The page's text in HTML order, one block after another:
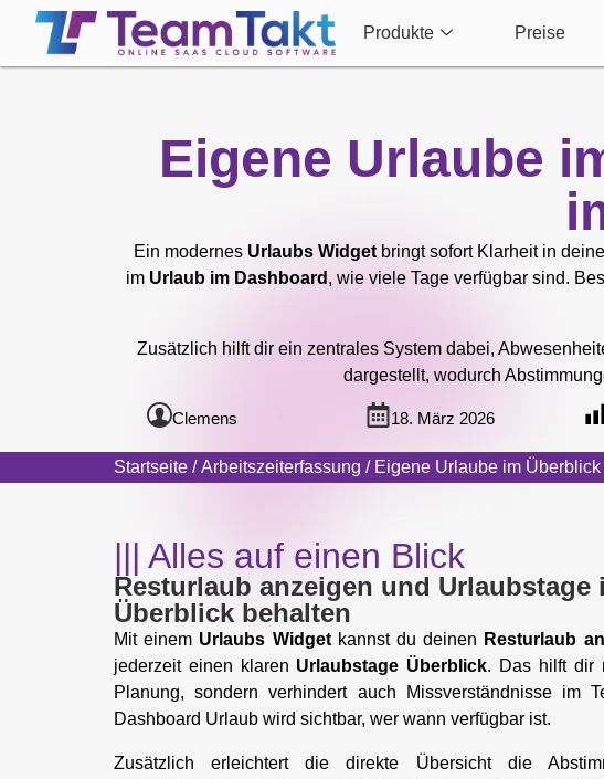
Produkte Preise
Eigene Urlaube
Ein modernes Urlaubs Widget bringt sofort Klarheit in deine
im Urlaub im Dashboard , wie viele Tage verfügbar sind.
Zusätzlich hilft dir ein zentrales System dabei,
dargestellt, wodurch
Clemens 18. März 2026
Startseite /Arbeitszeiterfassung / Eigene Urlaube im
||| Alles auf einen Blick
Resturlaub anzeigen und Urlaubstage
Überblick behalten
Mit einem Urlaubs Widgetkannst du deinen Resturlaub
jederzeit einen klaren Urlaubstage Überblick. Das hilft dir
Planung, sondern verhindert auch Missverständnisse im
Dashboard Urlaub wird sichtbar, wer wann verfügbar ist.
Zusätzlich erleichtert die direkte Übersicht die